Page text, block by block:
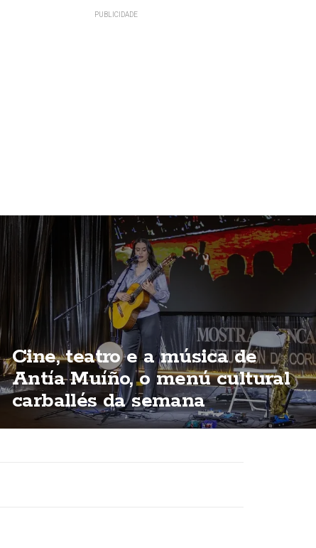
Cine, teatro e a música de
Antía Muíño, o menú cultural
carballés da semana